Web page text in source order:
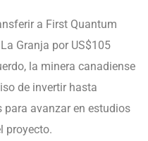
a First Quantum
Granja por US$105
la minera canadiense
de invertir hasta
avanzar en estudios
proyecto.